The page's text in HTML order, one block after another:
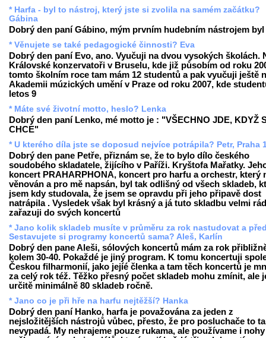
* Harfa - byl to nástroj, který jste si zvolila na samém začátku?
Gábina
Dobrý den paní Gábino, mým prvním hudebním nástrojem byl
* Věnujete se také pedagogické činnosti? Eva
Dobrý den paní Evo, ano. Vyučuji na dvou vysokých školách.
Královské konzervatoři v Bruselu, kde již působím od roku
tomto školním roce tam mám 12 studentů a pak vyučuji ještě
Akademii múzických umění v Praze od roku 2007, kde
letos 9
* Máte své životní motto, heslo? Lenka
Dobrý den paní Lenko, mé motto je : "VŠECHNO JDE, KDYŽ
CHCE"
* U kterého díla jste se doposud nejvíce potrápila? Petr, Praha
Dobrý den pane Petře, přiznám se, že to bylo dílo českého
soudobého skladatele, žijícího v Paříži. Kryštofa Mařatky.
koncert PRAHARPHONA, koncert pro harfu a orchestr, který
věnován a pro mě napsán, byl tak odlišný od všech skladeb,
jsem kdy studovala, že jsem se opravdu při jeho připavě dost
natrápila . Vysledek však byl krásný a já tuto skladbu velmi
zařazuji do svých koncertů
* Jano kolik skladeb musíte v průměru za rok nastudovat a
Sestavujete si programy koncertů sama? Aleš, Karlín
Dobrý den pane Aleši, sólových koncertů mám za rok
kolem 30-40. Pokaždé je jiný program. K tomu koncertuji
Českou filharmonií, jako jejíé členka a tam těch koncertů je
za celý rok též. Těžko přesný počet skladeb mohu zmínit, ale
určitě minimálně 80 skladeb ročně.
* Jano co je při hře na harfu nejtěžší? Hanka
Dobrý den paní Hanko, harfa je považována za jeden z
nejsložitějších nástrojů vůbec, přesto, že pro posluchače to
nevypadá. My nehrajeme pouze rukama, ale používame i